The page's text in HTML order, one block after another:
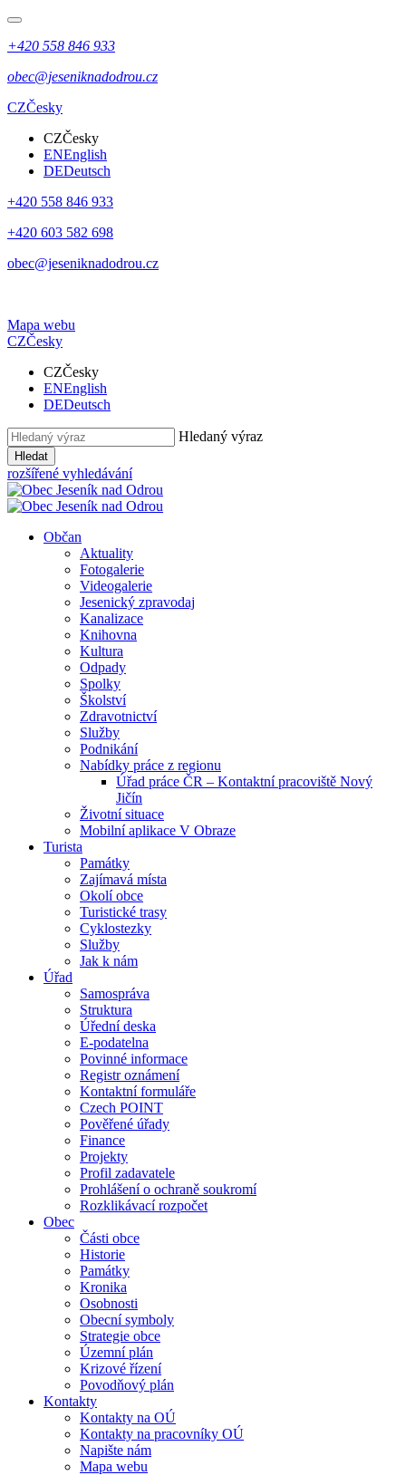
+420 558 846 933
obec@jeseniknadodrou.cz
CZČesky
CZČesky
ENEnglish
DEDeutsch
+420 558 846 933
+420 603 582 698
obec@jeseniknadodrou.cz
Mapa webu
CZČesky
CZČesky
ENEnglish
DEDeutsch
Hledaný výraz
Hledat
rozšířené vyhledávání
Občan
Aktuality
Fotogalerie
Videogalerie
Jesenický zpravodaj
Kanalizace
Knihovna
Kultura
Odpady
Spolky
Školství
Zdravotnictví
Služby
Podnikání
Nabídky práce z regionu
Úřad práce ČR – Kontaktní pracoviště Nový
Jičín
Životní situace
Mobilní aplikace V Obraze
Turista
Památky
Zajímavá místa
Okolí obce
Turistické trasy
Cyklostezky
Služby
Jak k nám
Úřad
Samospráva
Struktura
Úřední deska
E-podatelna
Povinné informace
Registr oznámení
Kontaktní formuláře
Czech POINT
Pověřené úřady
Finance
Projekty
Profil zadavatele
Prohlášení o ochraně soukromí
Rozklikávací rozpočet
Obec
Části obce
Historie
Památky
Kronika
Osobnosti
Obecní symboly
Strategie obce
Územní plán
Krizové řízení
Povodňový plán
Kontakty
Kontakty na OÚ
Kontakty na pracovníky OÚ
Napište nám
Mapa webu